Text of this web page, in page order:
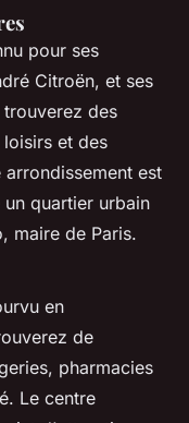
pour ses
Citroën, et ses
des
et des
arrondissement est
quartier urbain
maire de Paris.
en
de
pharmacies
Le centre